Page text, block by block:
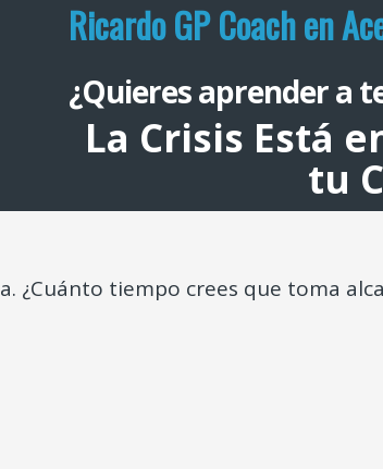
Ricardo GP Coach en
¿Quieres aprender a
La Crisis Está
tu
¿Cuánto tiempo crees que toma